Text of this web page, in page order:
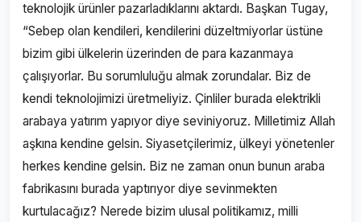
teknolojik ürünler pazarladıklarını aktardı. Başkan Tugay,
“Sebep olan kendileri, kendilerini düzeltmiyorlar üstüne
bizim gibi ülkelerin üzerinden de para kazanmaya
çalışıyorlar. Bu sorumluluğu almak zorundalar. Biz de
kendi teknolojimizi üretmeliyiz. Çinliler burada elektrikli
arabaya yatırım yapıyor diye seviniyoruz. Milletimiz Allah
aşkına kendine gelsin. Siyasetçilerimiz, ülkeyi yönetenler
herkes kendine gelsin. Biz ne zaman onun bunun araba
fabrikasını burada yaptırıyor diye sevinmekten
kurtulacağız? Nerede bizim ulusal politikamız, milli